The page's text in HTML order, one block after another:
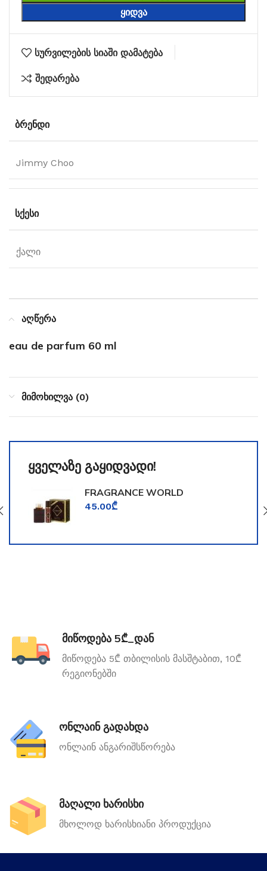
ᲧᲘᲓᲕᲐ
სურვილების სიაში დამატება
შედარება
ᲑᲠᲔᲜᲓᲘ
Jimmy Choo
ᲡᲥᲔᲡᲘ
ქალი
აღწერა
eau de parfum 60 ml
მიმოხილვა (0)
ყველაზე გაყიდვადი!
FRAGRANCE WORLD
TOOMFORD
45.00₾
მიწოდება 5₾_დან
მიწოდება 5₾ თბილისის მასშტაბით, 10₾
რეგიონებში
ონლაინ გადახდა
ონლაინ ანგარიშსწორება
მაღალი ხარისხი
მხოლოდ ხარისხიანი პროდუქცია